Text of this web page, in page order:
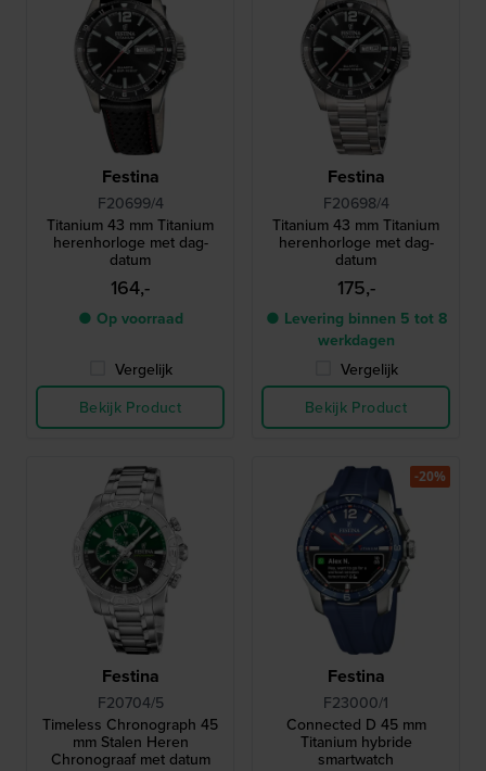
Festina
F20699/4
Titanium 43 mm Titanium
herenhorloge met dag-
datum
164,-
● Op voorraad
Vergelijk
Bekijk Product
Festina
F20698/4
Titanium 43 mm Titanium
herenhorloge met dag-
datum
175,-
● Levering binnen 5 tot 8
werkdagen
Vergelijk
Bekijk Product
Festina
F20704/5
Timeless Chronograph 45
mm Stalen Heren
Chronograaf met datum
Festina
F23000/1
Connected D 45 mm
Titanium hybride
smartwatch
-20%